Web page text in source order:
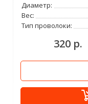
Диаметр:
Вес:
Тип проволоки:
320 р.